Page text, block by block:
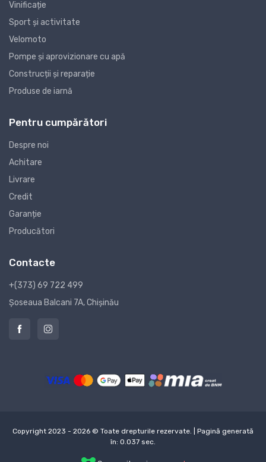
Vinificație
Sport și activitate
Velomoto
Pompe și aprovizionare cu apă
Construcții și reparație
Produse de iarnă
Pentru cumpărători
Despre noi
Achitare
Livrare
Credit
Garanție
Producători
Contacte
+(373) 69 722 499
Șoseaua Balcani 7A, Chișinău
Copyright 2023 - 2026 © Toate drepturile rezervate. | Pagină generată
în: 0.037 sec.